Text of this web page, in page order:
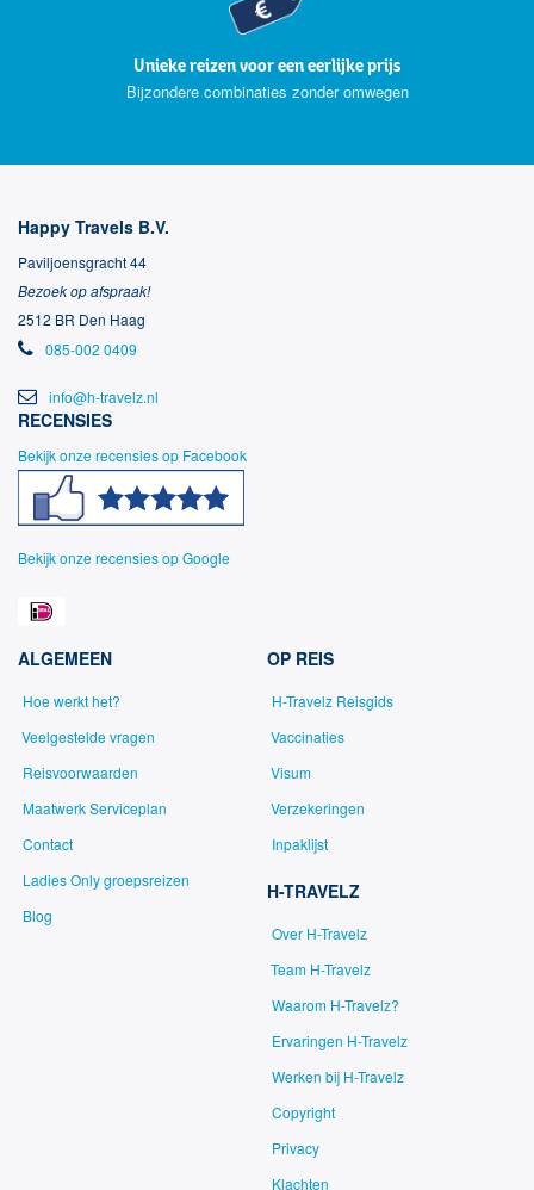
Unieke reizen voor een eerlijke prijs
Bijzondere combinaties zonder omwegen
Happy Travels B.V.
Paviljoensgracht 44
Bezoek op afspraak!
2512 BR Den Haag
085-002 0409
info@h-travelz.nl
RECENSIES
Bekijk onze recensies op Facebook
Bekijk onze recensies op Google
ALGEMEEN
Hoe werkt het?
Veelgestelde vragen
Reisvoorwaarden
Maatwerk Serviceplan
Contact
Ladies Only groepsreizen
Blog
OP REIS
H-Travelz Reisgids
Vaccinaties
Visum
Verzekeringen
Inpaklijst
H-TRAVELZ
Over H-Travelz
Team H-Travelz
Waarom H-Travelz?
Ervaringen H-Travelz
Werken bij H-Travelz
Copyright
Privacy
Klachten